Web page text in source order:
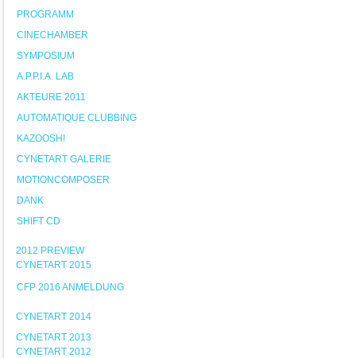
PROGRAMM
CINECHAMBER
SYMPOSIUM
A.P.P.I.A. LAB
AKTEURE 2011
AUTOMATIQUE CLUBBING
KAZOOSH!
CYNETART GALERIE
MOTIONCOMPOSER
DANK
SHIFT CD
2012 PREVIEW
CYNETART 2015
CFP 2016 ANMELDUNG
CYNETART 2014
CYNETART 2013
CYNETART 2012